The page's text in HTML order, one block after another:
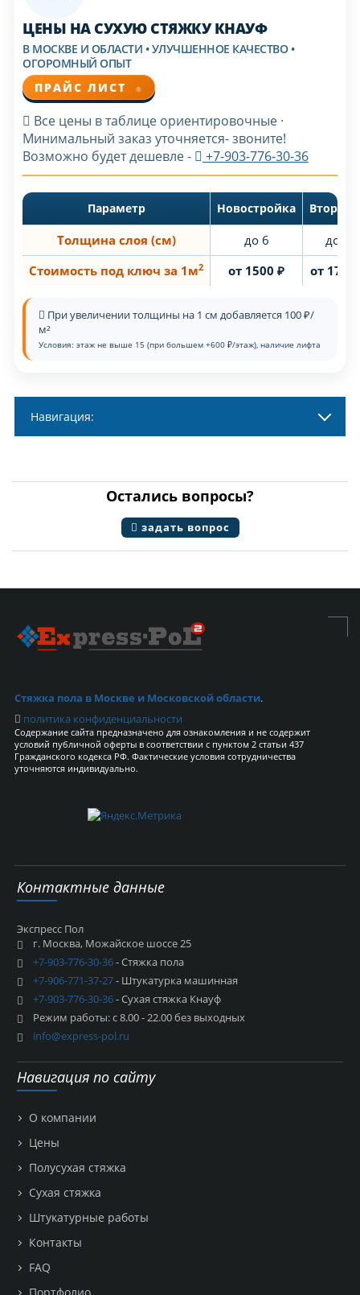
ЦЕНЫ НА СУХУЮ СТЯЖКУ КНАУФ
В МОСКВЕ И ОБЛАСТИ • УЛУЧШЕННОЕ КАЧЕСТВО •
ОГОРОМНЫЙ ОПЫТ
ПРАЙС ЛИСТ
®
Все цены в таблице ориентировочные ·
Минимальный заказ уточняется- звоните!
Возможно будет дешевле -
+7-903-776-30-36
Параметр Новостройка
Толщина слоя (см) до 6
до 6
Стоимость под ключ за 1м2 от 1500 ₽ от 1700
При увеличении толщины на 1 см добавляется 100 ₽/
м²
Условия: этаж не выше 15 (при большем +600 ₽/этаж), наличие лифта
Навигация:
Остались вопросы?
задать вопрос
Стяжка пола в Москве и Московской области.
политика конфиденциальности
Содержание сайта предназначено для ознакомления и не содержит
условий публичной оферты в соответствии с пунктом 2 статьи 437
Гражданского кодекса РФ. Фактические условия сотрудничества
уточняются индивидуально.
Контактные данные
Экспресс Пол
г. Москва, Можайское шоссе 25
+7-903-776-30-36- Стяжка пола
+7-906-771-37-27- Штукатурка машинная
+7-903-776-30-36- Сухая стяжка Кнауф
Режим работы: с 8.00 - 22.00 без выходных
info@express-pol.ru
Навигация по сайту
О компании
Цены
Полусухая стяжка
Сухая стяжка
Штукатурные работы
Контакты
FAQ
Портфолио